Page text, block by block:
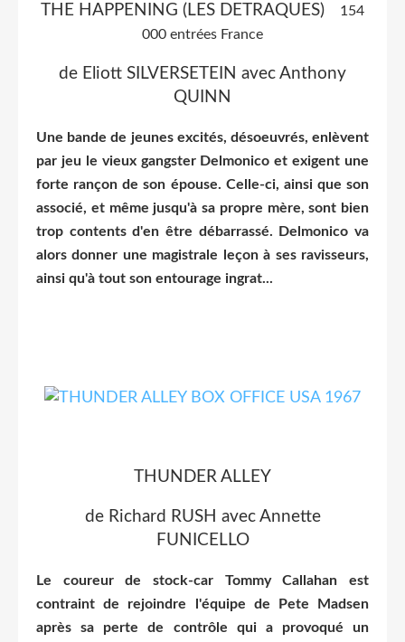
THE HAPPENING (LES DETRAQUES)
154
000 entrées France
de Eliott SILVERSETEIN avec Anthony
QUINN
Une bande de jeunes excités, désoeuvrés, enlèvent
par jeu le vieux gangster Delmonico et exigent une
forte rançon de son épouse. Celle-ci, ainsi que son
associé, et même jusqu'à sa propre mère, sont bien
trop contents d'en être débarrassé. Delmonico va
alors donner une magistrale leçon à ses ravisseurs,
ainsi qu'à tout son entourage ingrat...
THUNDER ALLEY
de Richard RUSH avec Annette
FUNICELLO
Le coureur de stock-car Tommy Callahan est
contraint de rejoindre l'équipe de Pete Madsen
après sa perte de contrôle qui a provoqué un